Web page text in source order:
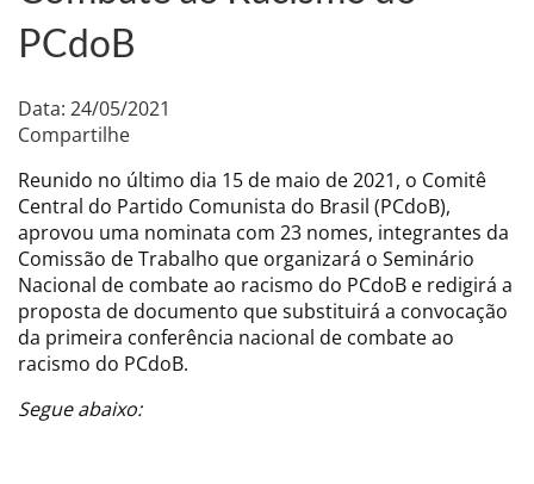
PCdoB
Data: 24/05/2021
Compartilhe
Reunido no último dia 15 de maio de 2021, o Comitê
Central do Partido Comunista do Brasil (PCdoB),
aprovou uma nominata com 23 nomes, integrantes da
Comissão de Trabalho que organizará o Seminário
Nacional de combate ao racismo do PCdoB e redigirá a
proposta de documento que substituirá a convocação
da primeira conferência nacional de combate ao
racismo do PCdoB.
Segue abaixo: